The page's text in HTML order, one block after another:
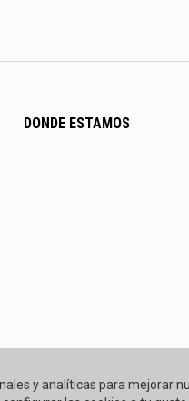
DONDE ESTAMOS
y analíticas para mejorar